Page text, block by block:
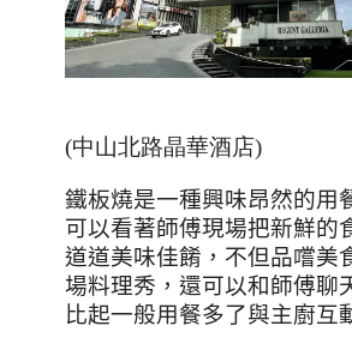
(中山北路晶華酒店)
鐵板燒是一種興味昂然的用
可以看著師傅現場把新鮮的
道道美味佳餚，不但品嚐美
場料理秀，還可以和師傅聊
比起一般用餐多了與主廚互